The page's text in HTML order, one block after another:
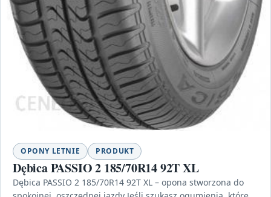
OPONY LETNIE PRODUKT
Dębica PASSIO 2 185/70R14 92T XL
Dębica PASSIO 2 185/70R14 92T XL – opona stworzona do